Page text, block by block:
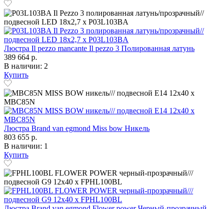
Люстра Il pezzo mancante Il pezzo 3 Полированная латунь
389 664 р.
В наличии: 2
Купить
Люстра Brand van egmond Miss bow Никель
803 655 р.
В наличии: 1
Купить